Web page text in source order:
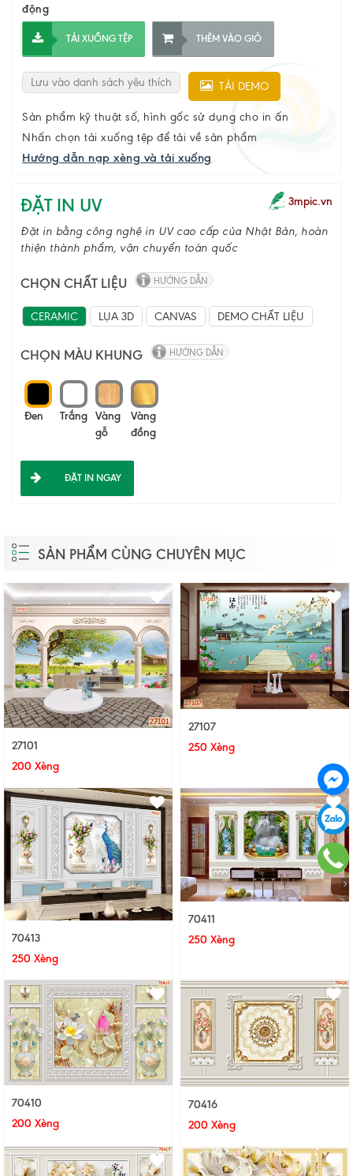
động
TẢI XUỐNG TỆP THÊM VÀO GIỎ
Lưu vào danh sách yêu thích TẢI DEMO
Sản phẩm kỹ thuật số, hình gốc sử dụng cho in ấn
Nhấn chọn tải xuống tệp để tải về sản phẩm
Hướng dẫn nạp xèng và tải xuống
ĐẶT IN UV 3mpic.vn
Đặt in bằng công nghệ in UV cao cấp của Nhật Bản, hoàn
thiện thành phẩm, vận chuyển toàn quốc
CHỌN CHẤT LIỆU HƯỚNG DẪN
CERAMIC LỤA 3D CANVAS DEMO CHẤT LIỆU
CHỌN MÀU KHUNG HƯỚNG DẪN
Đen Trắng Vàng
gỗ
Vàng
đồng
ĐẶT IN NGAY
SẢN PHẨM CÙNG CHUYÊN MỤC
27101
200 Xèng
27107
250 Xèng
70413
250 Xèng
70411
250 Xèng
70410
200 Xèng
70416
200 Xèng